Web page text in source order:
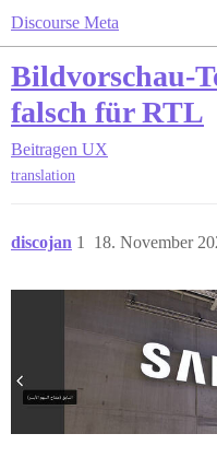
Discourse Meta
Bildvorschau-
falsch für RTL
Beitragen UX
translation
discojan 18. November
1